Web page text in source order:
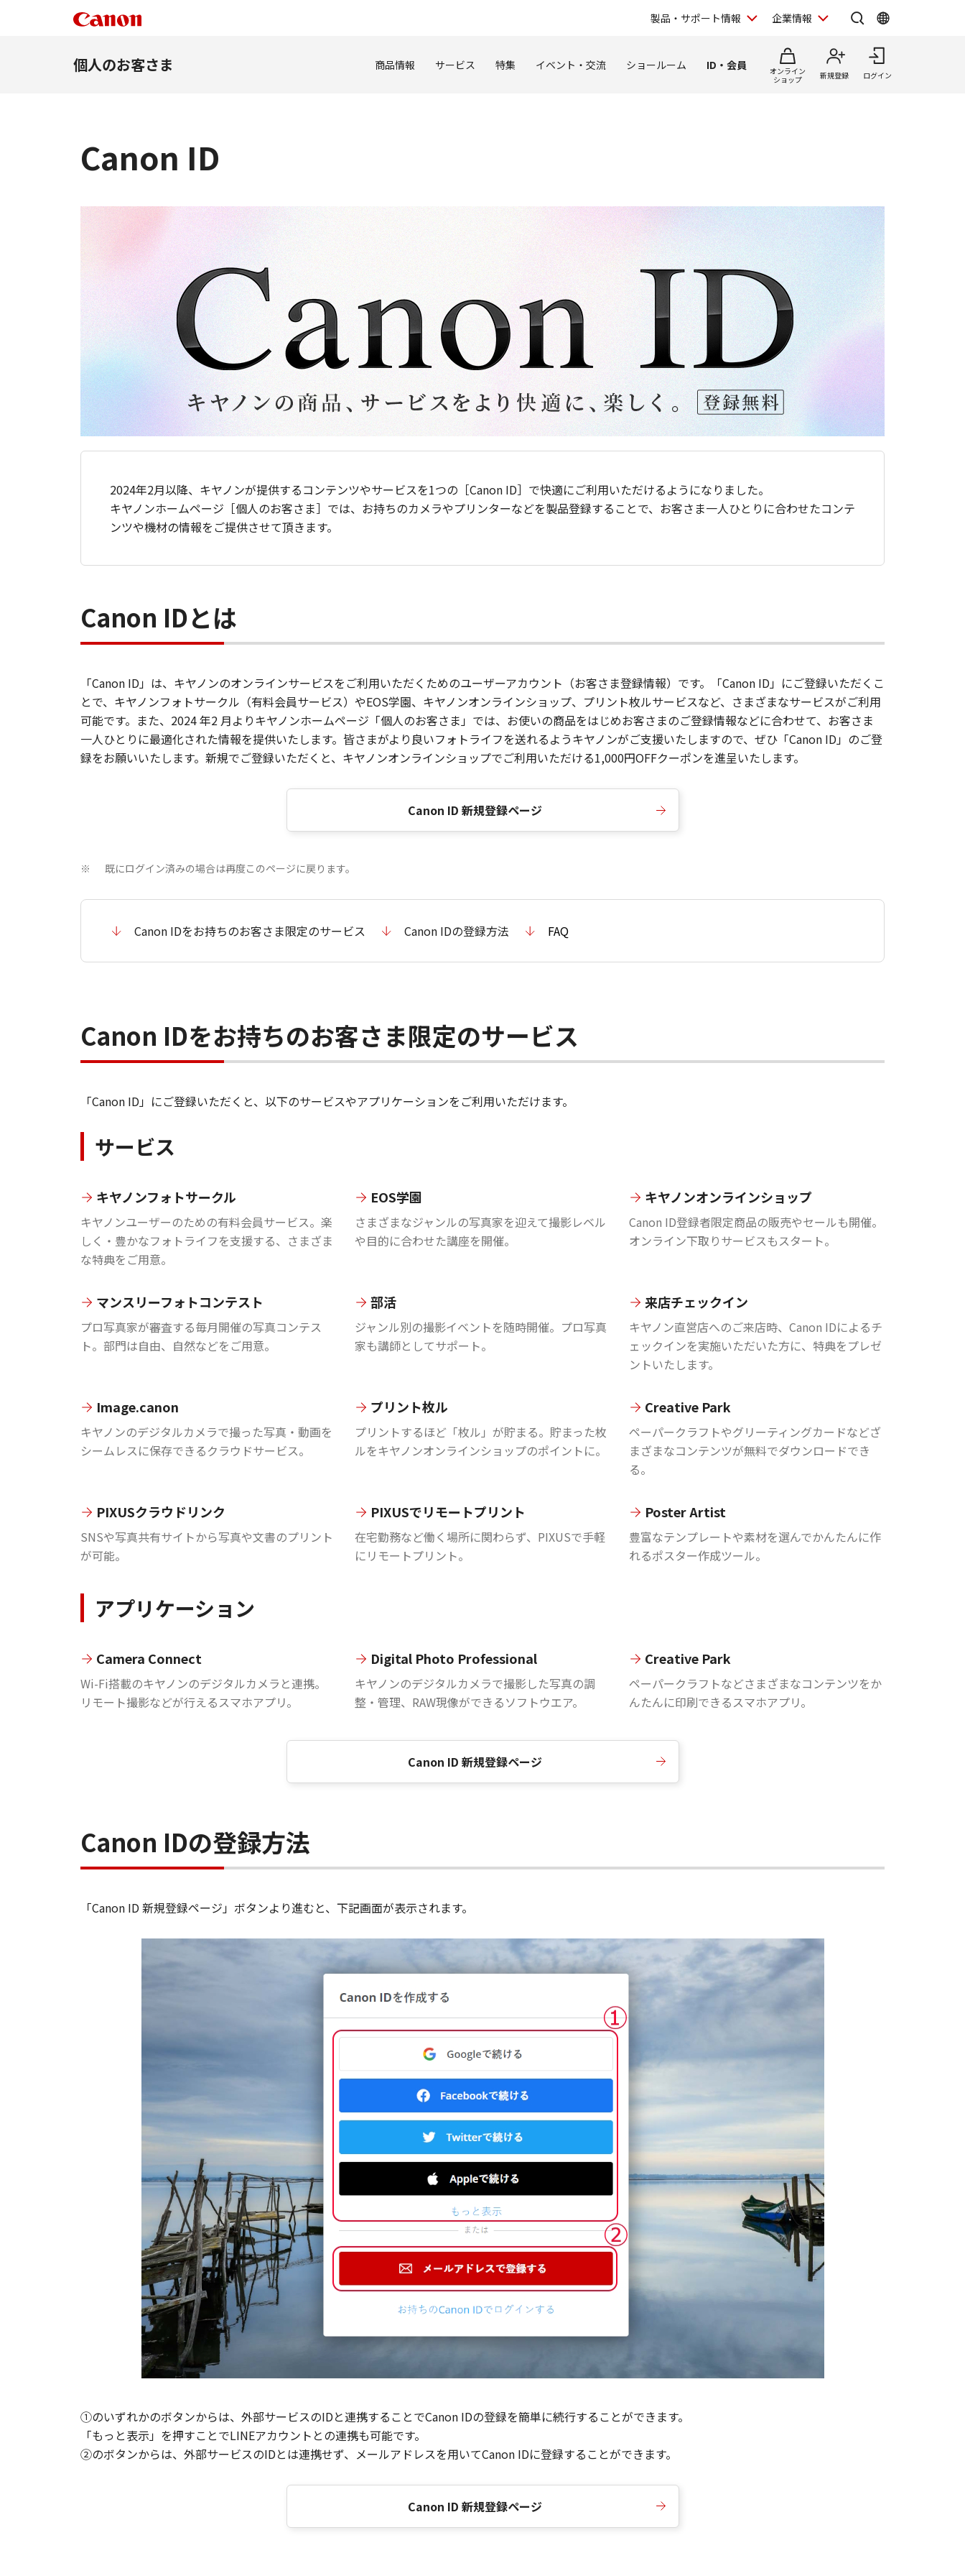
製品・サポート情報 企業情報
個人のお客さま 商品情報 サービス 特集 イベント・交流 ショールーム ID・会員
オンライン
ショップ
新規登録 ログイン
Canon ID
2024年2月以降、キヤノンが提供するコンテンツやサービスを1つの［Canon ID］で快適にご利用いただけるようになりました。
キヤノンホームページ［個人のお客さま］では、お持ちのカメラやプリンターなどを製品登録することで、お客さま一人ひとりに合わせたコンテ
ンツや機材の情報をご提供させて頂きます。
Canon IDとは
「Canon ID」は、キヤノンのオンラインサービスをご利用いただくためのユーザーアカウント（お客さま登録情報）です。「Canon ID」にご登録いただくこ
とで、キヤノンフォトサークル（有料会員サービス）やEOS学園、キヤノンオンラインショップ、プリント枚ルサービスなど、さまざまなサービスがご利用
可能です。また、2024 年2 月よりキヤノンホームページ「個人のお客さま」では、お使いの商品をはじめお客さまのご登録情報などに合わせて、お客さま
一人ひとりに最適化された情報を提供いたします。皆さまがより良いフォトライフを送れるようキヤノンがご支援いたしますので、ぜひ「Canon ID」のご登
録をお願いいたします。新規でご登録いただくと、キヤノンオンラインショップでご利用いただける1,000円OFFクーポンを進呈いたします。
Canon ID 新規登録ページ
※ 既にログイン済みの場合は再度このページに戻ります。
Canon IDをお持ちのお客さま限定のサービス Canon IDの登録方法 FAQ
Canon IDをお持ちのお客さま限定のサービス
「Canon ID」にご登録いただくと、以下のサービスやアプリケーションをご利用いただけます。
サービス
キヤノンフォトサークル
キヤノンユーザーのための有料会員サービス。楽
しく・豊かなフォトライフを支援する、さまざま
な特典をご用意。
EOS学園
さまざまなジャンルの写真家を迎えて撮影レベル
や目的に合わせた講座を開催。
キヤノンオンラインショップ
Canon ID登録者限定商品の販売やセールも開催。
オンライン下取りサービスもスタート。
マンスリーフォトコンテスト
プロ写真家が審査する毎月開催の写真コンテス
ト。部門は自由、自然などをご用意。
部活
ジャンル別の撮影イベントを随時開催。プロ写真
家も講師としてサポート。
来店チェックイン
キヤノン直営店へのご来店時、Canon IDによるチ
ェックインを実施いただいた方に、特典をプレゼ
ントいたします。
Image.canon
キヤノンのデジタルカメラで撮った写真・動画を
シームレスに保存できるクラウドサービス。
プリント枚ル
プリントするほど「枚ル」が貯まる。貯まった枚
ルをキヤノンオンラインショップのポイントに。
Creative Park
ペーパークラフトやグリーティングカードなどざ
まざまなコンテンツが無料でダウンロードでき
る。
PIXUSクラウドリンク
SNSや写真共有サイトから写真や文書のプリント
が可能。
PIXUSでリモートプリント
在宅勤務など働く場所に関わらず、PIXUSで手軽
にリモートプリント。
Poster Artist
豊富なテンプレートや素材を選んでかんたんに作
れるポスター作成ツール。
アプリケーション
Camera Connect
Wi-Fi搭載のキヤノンのデジタルカメラと連携。
リモート撮影などが行えるスマホアプリ。
Digital Photo Professional
キヤノンのデジタルカメラで撮影した写真の調
整・管理、RAW現像ができるソフトウエア。
Creative Park
ペーパークラフトなどさまざまなコンテンツをか
んたんに印刷できるスマホアプリ。
Canon ID 新規登録ページ
Canon IDの登録方法
「Canon ID 新規登録ページ」ボタンより進むと、下記画面が表示されます。
①のいずれかのボタンからは、外部サービスのIDと連携することでCanon IDの登録を簡単に続行することができます。
「もっと表示」を押すことでLINEアカウントとの連携も可能です。
②のボタンからは、外部サービスのIDとは連携せず、メールアドレスを用いてCanon IDに登録することができます。
Canon ID 新規登録ページ